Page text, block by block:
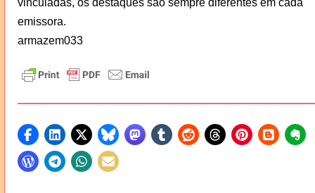
emissora.
armazem033